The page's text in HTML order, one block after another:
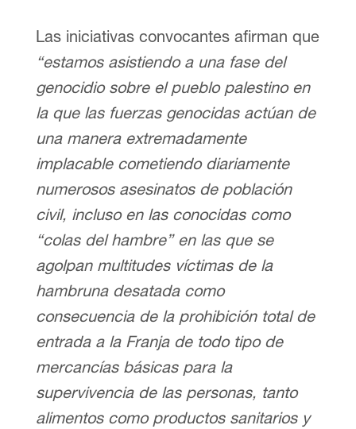
Las iniciativas convocantes afirman que
“estamos asistiendo a una fase del
genocidio sobre el pueblo palestino en
la que las fuerzas genocidas actúan de
una manera extremadamente
implacable cometiendo diariamente
numerosos asesinatos de población
civil, incluso en las conocidas como
“colas del hambre” en las que se
agolpan multitudes víctimas de la
hambruna desatada como
consecuencia de la prohibición total de
entrada a la Franja de todo tipo de
mercancías básicas para la
supervivencia de las personas, tanto
alimentos como productos sanitarios y